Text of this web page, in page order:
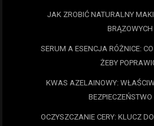
JAK ZROBIĆ NATURALNY
SERUM A ESENCJA RÓŻNICE:
ŻEBY
KWAS AZELAINOWY:
OCZYSZCZANIE CERY: KLUCZ